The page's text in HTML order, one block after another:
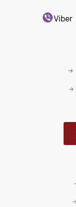
Viber